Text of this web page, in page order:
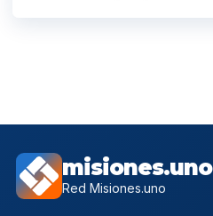
misiones.uno
Red Misiones.uno